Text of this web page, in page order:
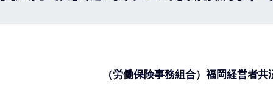
（労働保険事務組合）福岡経営者共